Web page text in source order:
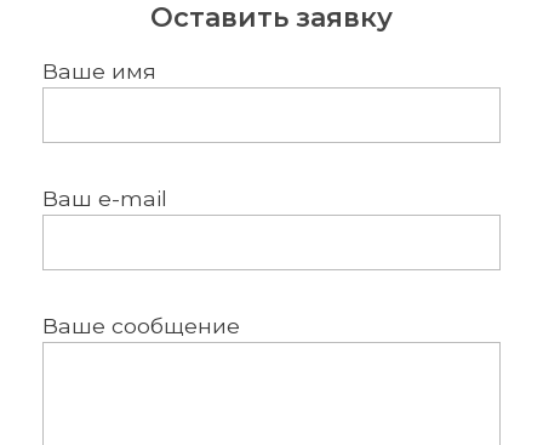
Оставить заявку
Ваше имя
Ваш e-mail
Ваше сообщение